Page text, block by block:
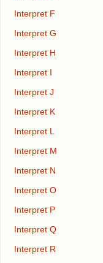
Interpret F
Interpret G
Interpret H
Interpret I
Interpret J
Interpret K
Interpret L
Interpret M
Interpret N
Interpret O
Interpret P
Interpret Q
Interpret R